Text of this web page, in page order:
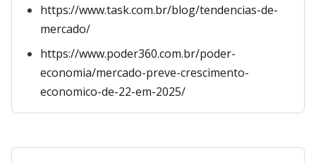
https://www.task.com.br/blog/tendencias-de-
mercado/
https://www.poder360.com.br/poder-
economia/mercado-preve-crescimento-
economico-de-22-em-2025/